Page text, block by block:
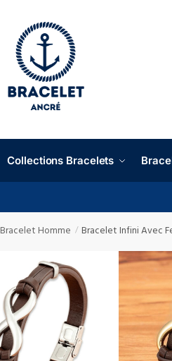
Collections Bracelets
Bracelet Homme / Bracelet Infini Avec